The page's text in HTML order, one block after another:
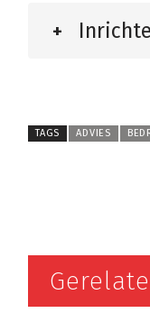
+
TAGS ADVIES